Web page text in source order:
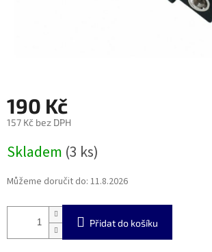
190 Kč
157 Kč bez DPH
cena:
Skladem (3 ks)
Můžeme doručit do: 11.8.2026
Přidat do košíku